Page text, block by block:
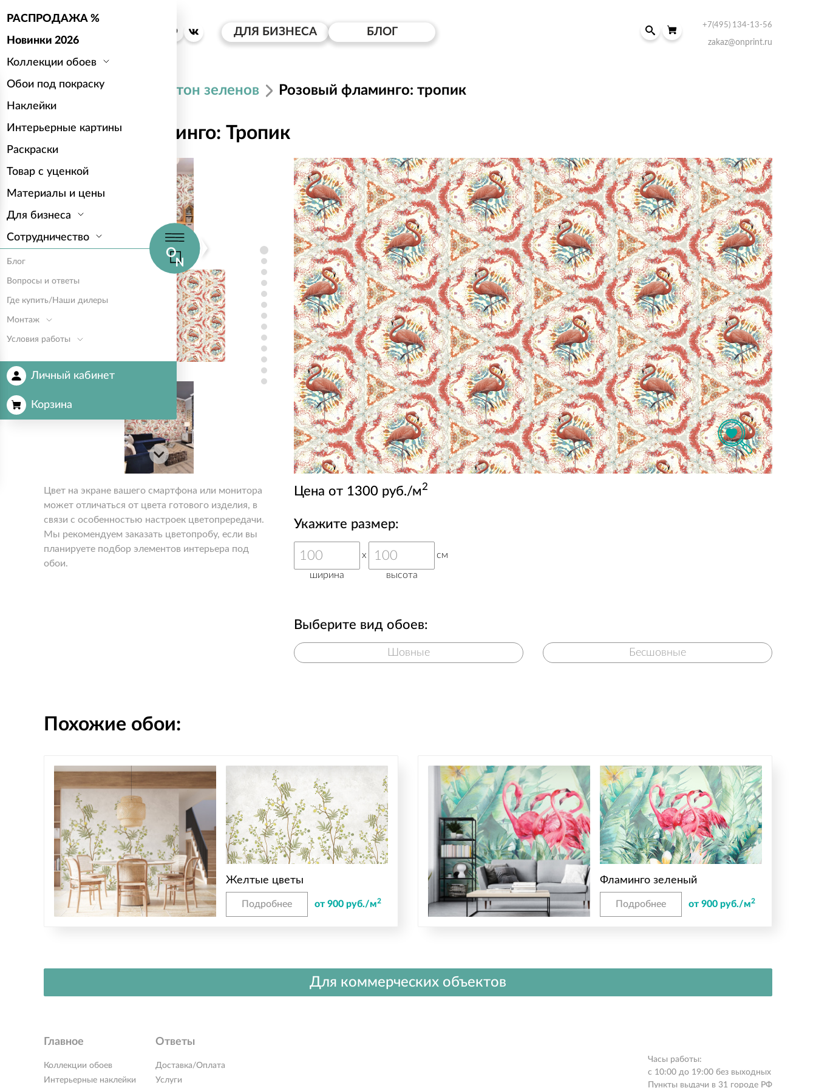
ДЛЯ БИЗНЕСА БЛОГ
+7(495) 134-13-56
zakaz@onprint.ru
РАСПРОДАЖА %
Новинки 2026
Коллекции обоев
Обои под покраску
Наклейки
Интерьерные картины
Раскраски
Товар с уценкой
Материалы и цены
Для бизнеса
Сотрудничество
Блог
Вопросы и ответы
Где купить/Наши дилеры
Монтаж
Условия работы
Личный кабинет
Корзина
Каталог Антон зеленов Розовый фламинго: тропик
Розовый фламинго: Тропик
Цвет на экране вашего смартфона или монитора
может отличаться от цвета готового изделия, в
связи с особенностью настроек цветопрередачи.
Мы рекомендуем заказать цветопробу, если вы
планируете подбор элементов интерьера под
обои.
Цена от 1300 руб./м2
Укажите размер:
ширина
x
высота
см
Выберите вид обоев:
Шовные Бесшовные
Похожие обои:
Желтые цветы
Подробнее от 900 руб./м2
Фламинго зеленый
Подробнее от 900 руб./м2
Для коммерческих объектов
Главное
Коллекции обоев
Интерьерные наклейки
Ответы
Доставка/Оплата
Услуги
Часы работы:
с 10:00 до 19:00 без выходных
Пункты выдачи в 31 городе РФ